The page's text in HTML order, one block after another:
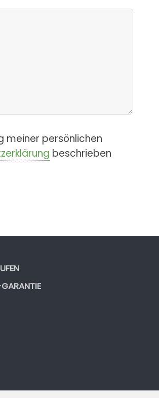
meiner persönlichen
beschrieben